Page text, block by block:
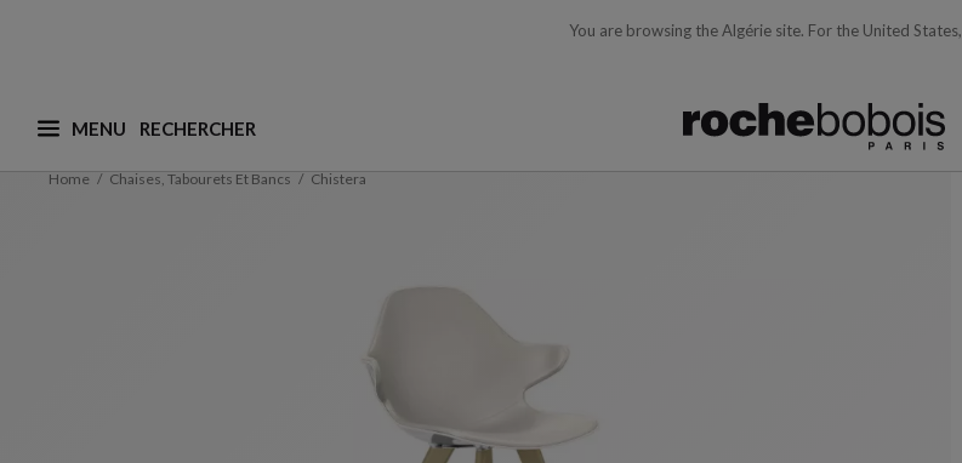
You are browsing the Algérie site. For the United States,
MENU
Que recherchez-vous ? (nous adaptons les suggestions en fonction de ce que vous recherchez)
Home Chaises, Tabourets Et Bancs Chistera